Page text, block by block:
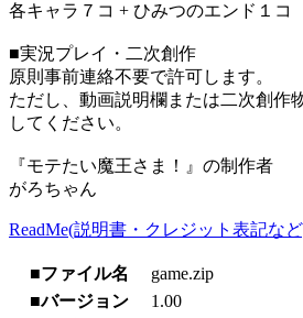
各キャラ７コ + ひみつのエンド１コ
■実況プレイ・二次創作
原則事前連絡不要で許可します。
ただし、動画説明欄または二次創作
してください。
『モテたい魔王さま！』の制作者
がろちゃん
ReadMe(説明書・クレジット表記な
■ファイル名
game.zip
■バージョン
1.00